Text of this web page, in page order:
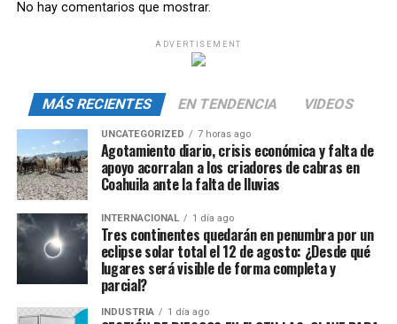
No hay comentarios que mostrar.
ADVERTISEMENT
MÁS RECIENTES EN TENDENCIA VIDEOS
UNCATEGORIZED 7 horas ago
Agotamiento diario, crisis económica y falta de
apoyo acorralan a los criadores de cabras en
Coahuila ante la falta de lluvias
INTERNACIONAL 1 día ago
Tres continentes quedarán en penumbra por un
eclipse solar total el 12 de agosto: ¿Desde qué
lugares será visible de forma completa y
parcial?
INDUSTRIA 1 día ago